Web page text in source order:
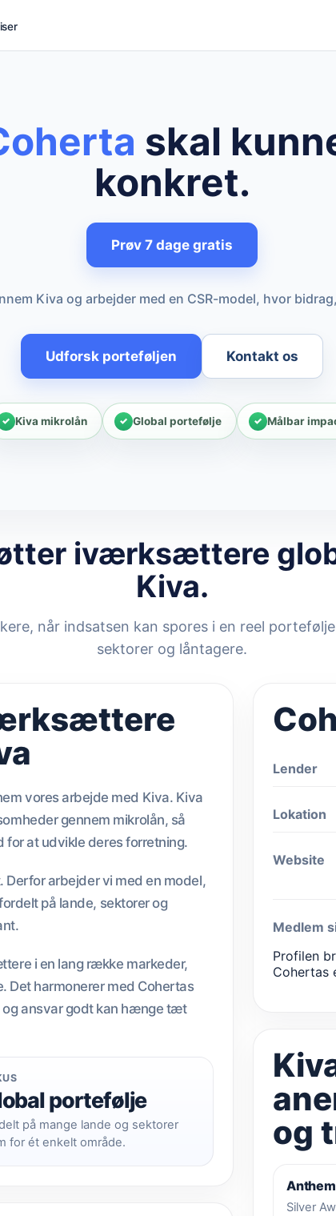
skal
konkret.
Prøv 7 dage gratis
Kiva og arbejder med en CSR-model, hvor
Udforsk porteføljen Kontakt os
Kiva mikrolån Global portefølje Målbar
iværksættere
Kiva.
når indsatsen kan spores i en reel
sektorer og låntagere.
vores arbejde med Kiva. Kiva
gennem mikrolån, så
for at udvikle deres forretning.
Derfor arbejder vi med en model,
på lande, sektorer og
i en lang række markeder,
Det harmonerer med Cohertas
ansvar godt kan hænge tæt
portefølje
på mange lande og sektorer
for ét enkelt område.
Lender
Lokation
Website
Medlem
Profilen
Cohertas
og
Silver